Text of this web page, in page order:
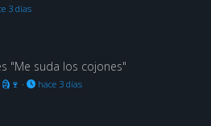
3 días
"Me suda los cojones"
· hace 3 días